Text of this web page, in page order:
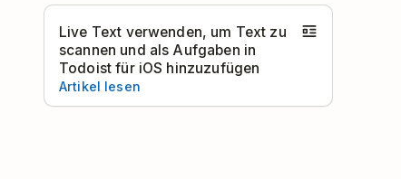
Live Text verwenden, um Text zu
scannen und als Aufgaben in
Todoist für iOS hinzuzufügen
Artikel lesen